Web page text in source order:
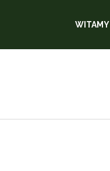
WITAMY